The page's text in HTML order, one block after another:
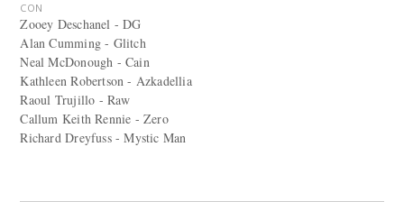
CON
Zooey Deschanel - DG
Alan Cumming - Glitch
Neal McDonough - Cain
Kathleen Robertson - Azkadellia
Raoul Trujillo - Raw
Callum Keith Rennie - Zero
Richard Dreyfuss - Mystic Man